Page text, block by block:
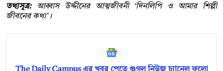
তথ্যসূত্র: আব্বাস উদ্দীনের আত্মজীবনী ‘দিনলিপি ও আমার শিল্পী
জীবনের কথা’।